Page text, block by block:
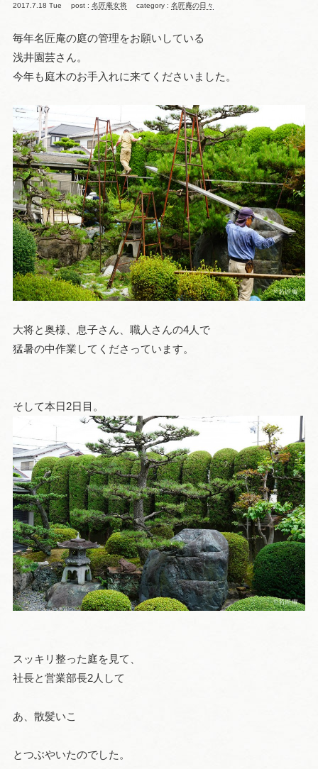
2017.7.18 Tue post : 名匠庵女将 category : 名匠庵の日々
毎年名匠庵の庭の管理をお願いしている
浅井園芸さん。
今年も庭木のお手入れに来てくださいました。
大将と奥様、息子さん、職人さんの4人で
猛暑の中作業してくださっています。
そして本日2日目。
スッキリ整った庭を見て、
社長と営業部長2人して
あ、散髪いこ
とつぶやいたのでした。